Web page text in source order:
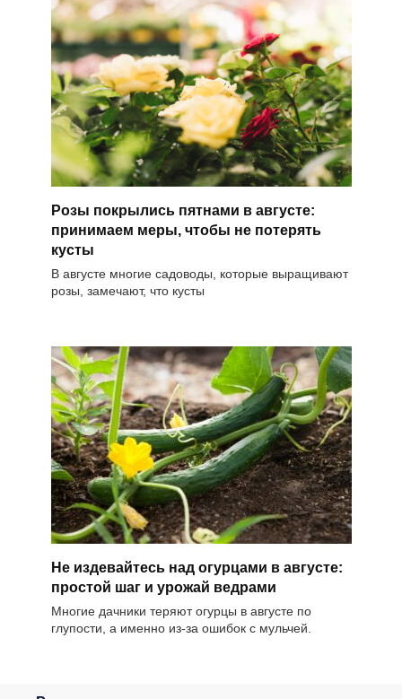
Розы покрылись пятнами в августе:
принимаем меры, чтобы не потерять
кусты
В августе многие садоводы, которые выращивают
розы, замечают, что кусты
Не издевайтесь над огурцами в августе:
простой шаг и урожай ведрами
Многие дачники теряют огурцы в августе по
глупости, а именно из-за ошибок с мульчей.